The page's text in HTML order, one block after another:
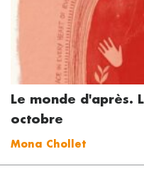
Le monde d'après.
octobre
Mona Chollet